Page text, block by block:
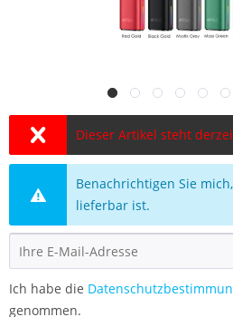
Dieser Artikel steht
Benachrichtigen Sie
lieferbar ist.
Ich habe die
genommen.